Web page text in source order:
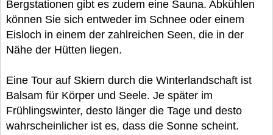
Bergstationen gibt es zudem eine Sauna. Abkühlen
können Sie sich entweder im Schnee oder einem
Eisloch in einem der zahlreichen Seen, die in der
Nähe der Hütten liegen.
Eine Tour auf Skiern durch die Winterlandschaft ist
Balsam für Körper und Seele. Je später im
Frühlingswinter, desto länger die Tage und desto
wahrscheinlicher ist es, dass die Sonne scheint.